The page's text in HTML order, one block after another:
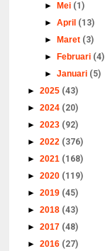
►
Mei (1)
►April (13)
►
Maret (3)
►
Februari (4)
►Januari (5)
►2025 (43)
►2024 (20)
►2023 (92)
►2022 (376)
►2021 (168)
►2020 (119)
►2019 (45)
►2018 (43)
►2017 (48)
►2016 (27)